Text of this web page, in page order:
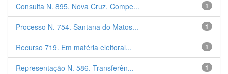
1
Consulta N. 895. Nova Cruz. Compe...
1
Processo N. 754. Santana do Matos...
1
Recurso 719. Em matéria eleitoral...
1
Representação N. 586. Transferên...